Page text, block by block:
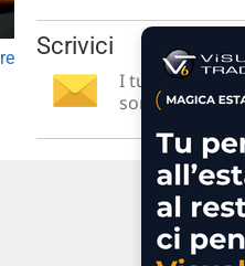
Scrivici
I tuoi
sono preziosi